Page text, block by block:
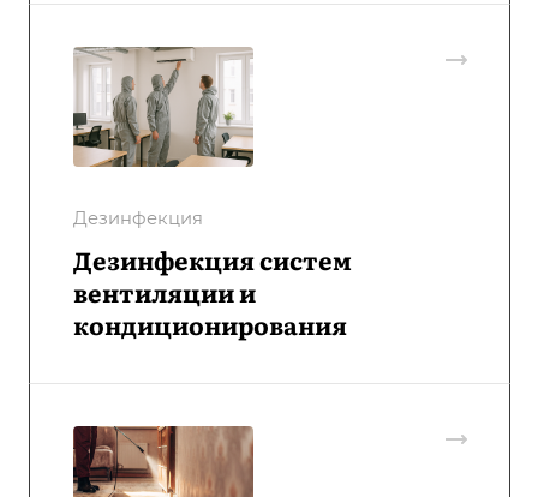
Дезинфекция
Дезинфекция систем
вентиляции и
кондиционирования